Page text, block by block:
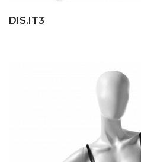
DIS.IT3